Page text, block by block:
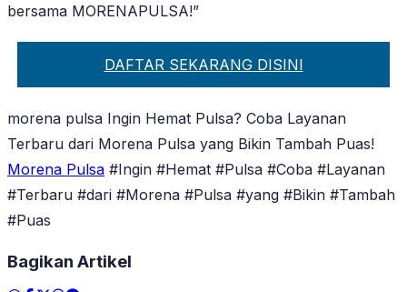
bersama MORENAPULSA!”
DAFTAR SEKARANG DISINI
morena pulsa Ingin Hemat Pulsa? Coba Layanan
Terbaru dari Morena Pulsa yang Bikin Tambah Puas!
Morena Pulsa #Ingin #Hemat #Pulsa #Coba #Layanan
#Terbaru #dari #Morena #Pulsa #yang #Bikin #Tambah
#Puas
Bagikan Artikel